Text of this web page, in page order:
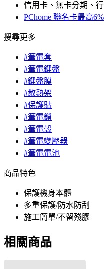
信用卡、無卡分期、
PChome 聯名卡最高
搜尋更多
#筆電套
#筆電鍵盤
#鍵盤膜
#散熱架
#保護貼
#筆電鎖
#筆電殼
#筆電變壓器
#筆電電池
商品特色
保護機身本體
多重保護/防水防刮
施工簡單/不留殘膠
相關商品